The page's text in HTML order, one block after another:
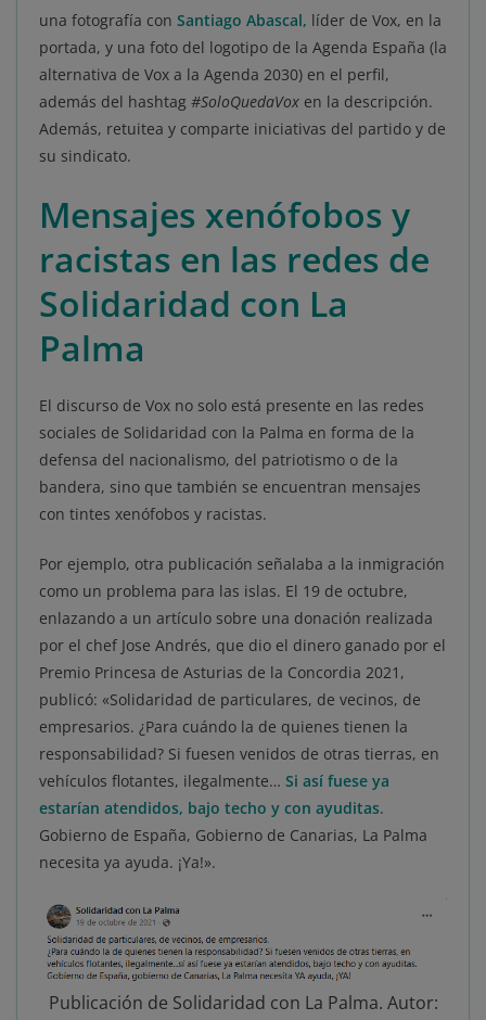
una fotografía con Santiago Abascal, líder de Vox, en la
portada, y una foto del logotipo de la Agenda España (la
alternativa de Vox a la Agenda 2030) en el perfil,
además del hashtag #SoloQuedaVox en la descripción.
Además, retuitea y comparte iniciativas del partido y de
su sindicato.
Mensajes xenófobos y
racistas en las redes de
Solidaridad con La
Palma
El discurso de Vox no solo está presente en las redes
sociales de Solidaridad con la Palma en forma de la
defensa del nacionalismo, del patriotismo o de la
bandera, sino que también se encuentran mensajes
con tintes xenófobos y racistas.
Por ejemplo, otra publicación señalaba a la inmigración
como un problema para las islas. El 19 de octubre,
enlazando a un artículo sobre una donación realizada
por el chef Jose Andrés, que dio el dinero ganado por el
Premio Princesa de Asturias de la Concordia 2021,
publicó: «Solidaridad de particulares, de vecinos, de
empresarios. ¿Para cuándo la de quienes tienen la
responsabilidad? Si fuesen venidos de otras tierras, en
vehículos flotantes, ilegalmente… Si así fuese ya
estarían atendidos, bajo techo y con ayuditas.
Gobierno de España, Gobierno de Canarias, La Palma
necesita ya ayuda. ¡Ya!».
Publicación de Solidaridad con La Palma. Autor: